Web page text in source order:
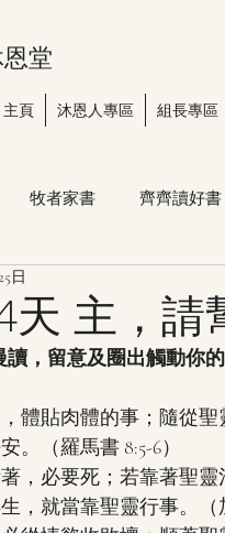
堂
主頁 沐恩人專區 組長專區
牧者家書 齊齊讀好書
主，請
日
，留意及圈出觸動你
體貼肉體的事；隨從
。（羅馬書 8:5-6）
，必要死；若靠著聖
，就當靠聖靈行事。（